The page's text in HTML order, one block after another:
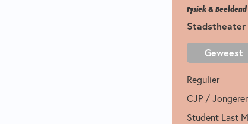
Fysiek & Beeldend
Stadstheater
Geweest
Regulier
CJP /
Student Last